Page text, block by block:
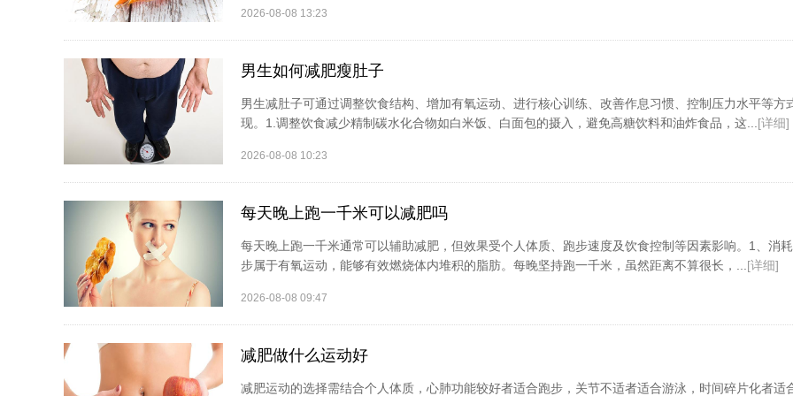
2026-08-08 13:23
男生如何减肥瘦肚子
男生减肚子可通过调整饮食结构、增加有氧运动、进行核心训练、改善作息习惯、控制压力水平等方
现。1.调整饮食减少精制碳水化合物如白米饭、白面包的摄入，避免高糖饮料和油炸食品，这... [详细]
2026-08-08 10:23
每天晚上跑一千米可以减肥吗
每天晚上跑一千米通常可以辅助减肥，但效果受个人体质、跑步速度及饮食控制等因素影响。1、消
步属于有氧运动，能够有效燃烧体内堆积的脂肪。每晚坚持跑一千米，虽然距离不算很长，... [详细]
2026-08-08 09:47
减肥做什么运动好
减肥运动的选择需结合个人体质，心肺功能较好者适合跑步，关节不适者适合游泳，时间碎片化者适